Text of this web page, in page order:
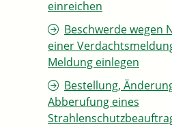
einreichen
Beschwerde wegen
einer
Meldung einlegen
Bestellung,
Abberufung eines